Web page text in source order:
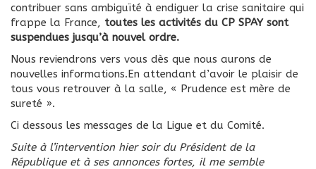
contribuer sans ambiguïté à endiguer la crise sanitaire qui
frappe la France, toutes les activités du CP SPAY sont
suspendues jusqu’à nouvel ordre.
Nous reviendrons vers vous dès que nous aurons de
nouvelles informations.En attendant d’avoir le plaisir de
tous vous retrouver à la salle, « Prudence est mère de
sureté ».
Ci dessous les messages de la Ligue et du Comité.
Suite à l’intervention hier soir du Président de la
République et à ses annonces fortes, il me semble